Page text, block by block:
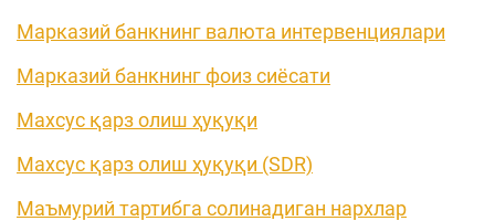
Марказий банкнинг валюта интервенциялари
Марказий банкнинг фоиз сиёсати
Махсус қарз олиш ҳуқуқи
Махсус қарз олиш ҳуқуқи (SDR)
Маъмурий тартибга солинадиган нархлар